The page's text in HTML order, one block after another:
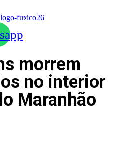
morrem
no interior
Maranhão